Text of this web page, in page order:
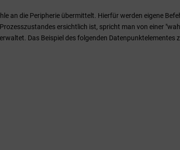
an die Peripherie übermittelt. Hierfür werden eigene
ersichtlich ist, spricht man von einer
Das Beispiel des folgenden Datenpunktelementes